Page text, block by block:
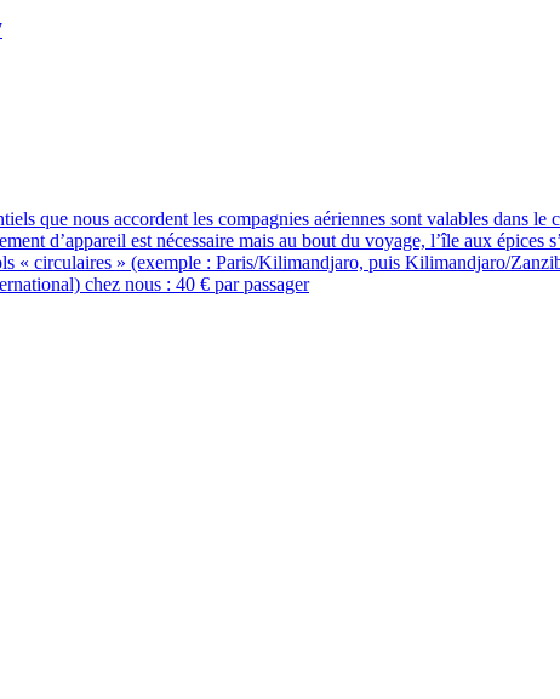
que nous accordent les compagnies aériennes sont valables dans
d’appareil est nécessaire mais au bout du voyage, l’île aux
« circulaires » (exemple : Paris/Kilimandjaro, puis Kilimandjaro/
chez nous : 40 € par passager